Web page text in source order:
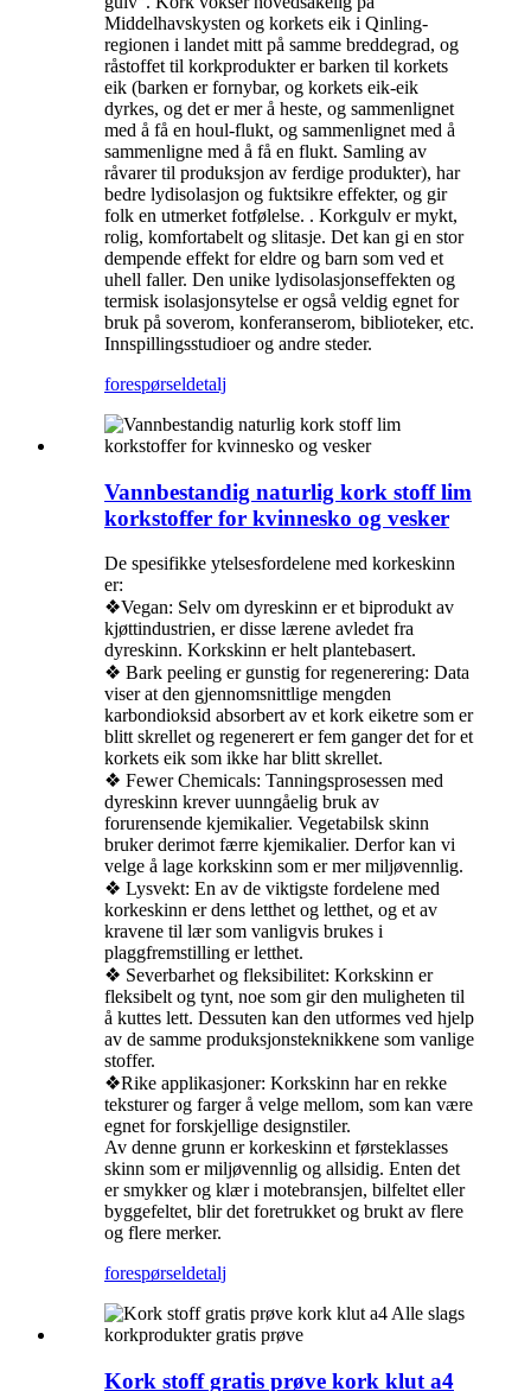
Middelhavskysten og korkets eik i Qinling-
regionen i landet mitt på samme breddegrad, og
råstoffet til korkprodukter er barken til korkets
eik (barken er fornybar, og korkets eik-eik
dyrkes, og det er mer å heste, og sammenlignet
med å få en houl-flukt, og sammenlignet med å
sammenligne med å få en flukt. Samling av
råvarer til produksjon av ferdige produkter), har
bedre lydisolasjon og fuktsikre effekter, og gir
folk en utmerket fotfølelse. . Korkgulv er mykt,
rolig, komfortabelt og slitasje. Det kan gi en stor
dempende effekt for eldre og barn som ved et
uhell faller. Den unike lydisolasjonseffekten og
termisk isolasjonsytelse er også veldig egnet for
bruk på soverom, konferanserom, biblioteker, etc.
Innspillingsstudioer og andre steder.
forespørseldetalj
Vannbestandig naturlig kork stoff lim
korkstoffer for kvinnesko og vesker
De spesifikke ytelsesfordelene med korkeskinn
er:
❖Vegan: Selv om dyreskinn er et biprodukt av
kjøttindustrien, er disse lærene avledet fra
dyreskinn. Korkskinn er helt plantebasert.
❖ Bark peeling er gunstig for regenerering: Data
viser at den gjennomsnittlige mengden
karbondioksid absorbert av et kork eiketre som er
blitt skrellet og regenerert er fem ganger det for et
korkets eik som ikke har blitt skrellet.
❖ Fewer Chemicals: Tanningsprosessen med
dyreskinn krever uunngåelig bruk av
forurensende kjemikalier. Vegetabilsk skinn
bruker derimot færre kjemikalier. Derfor kan vi
velge å lage korkskinn som er mer miljøvennlig.
❖ Lysvekt: En av de viktigste fordelene med
korkeskinn er dens letthet og letthet, og et av
kravene til lær som vanligvis brukes i
plaggfremstilling er letthet.
❖ Severbarhet og fleksibilitet: Korkskinn er
fleksibelt og tynt, noe som gir den muligheten til
å kuttes lett. Dessuten kan den utformes ved hjelp
av de samme produksjonsteknikkene som vanlige
stoffer.
❖Rike applikasjoner: Korkskinn har en rekke
teksturer og farger å velge mellom, som kan være
egnet for forskjellige designstiler.
Av denne grunn er korkeskinn et førsteklasses
skinn som er miljøvennlig og allsidig. Enten det
er smykker og klær i motebransjen, bilfeltet eller
byggefeltet, blir det foretrukket og brukt av flere
og flere merker.
forespørseldetalj
Kork stoff gratis prøve kork klut a4